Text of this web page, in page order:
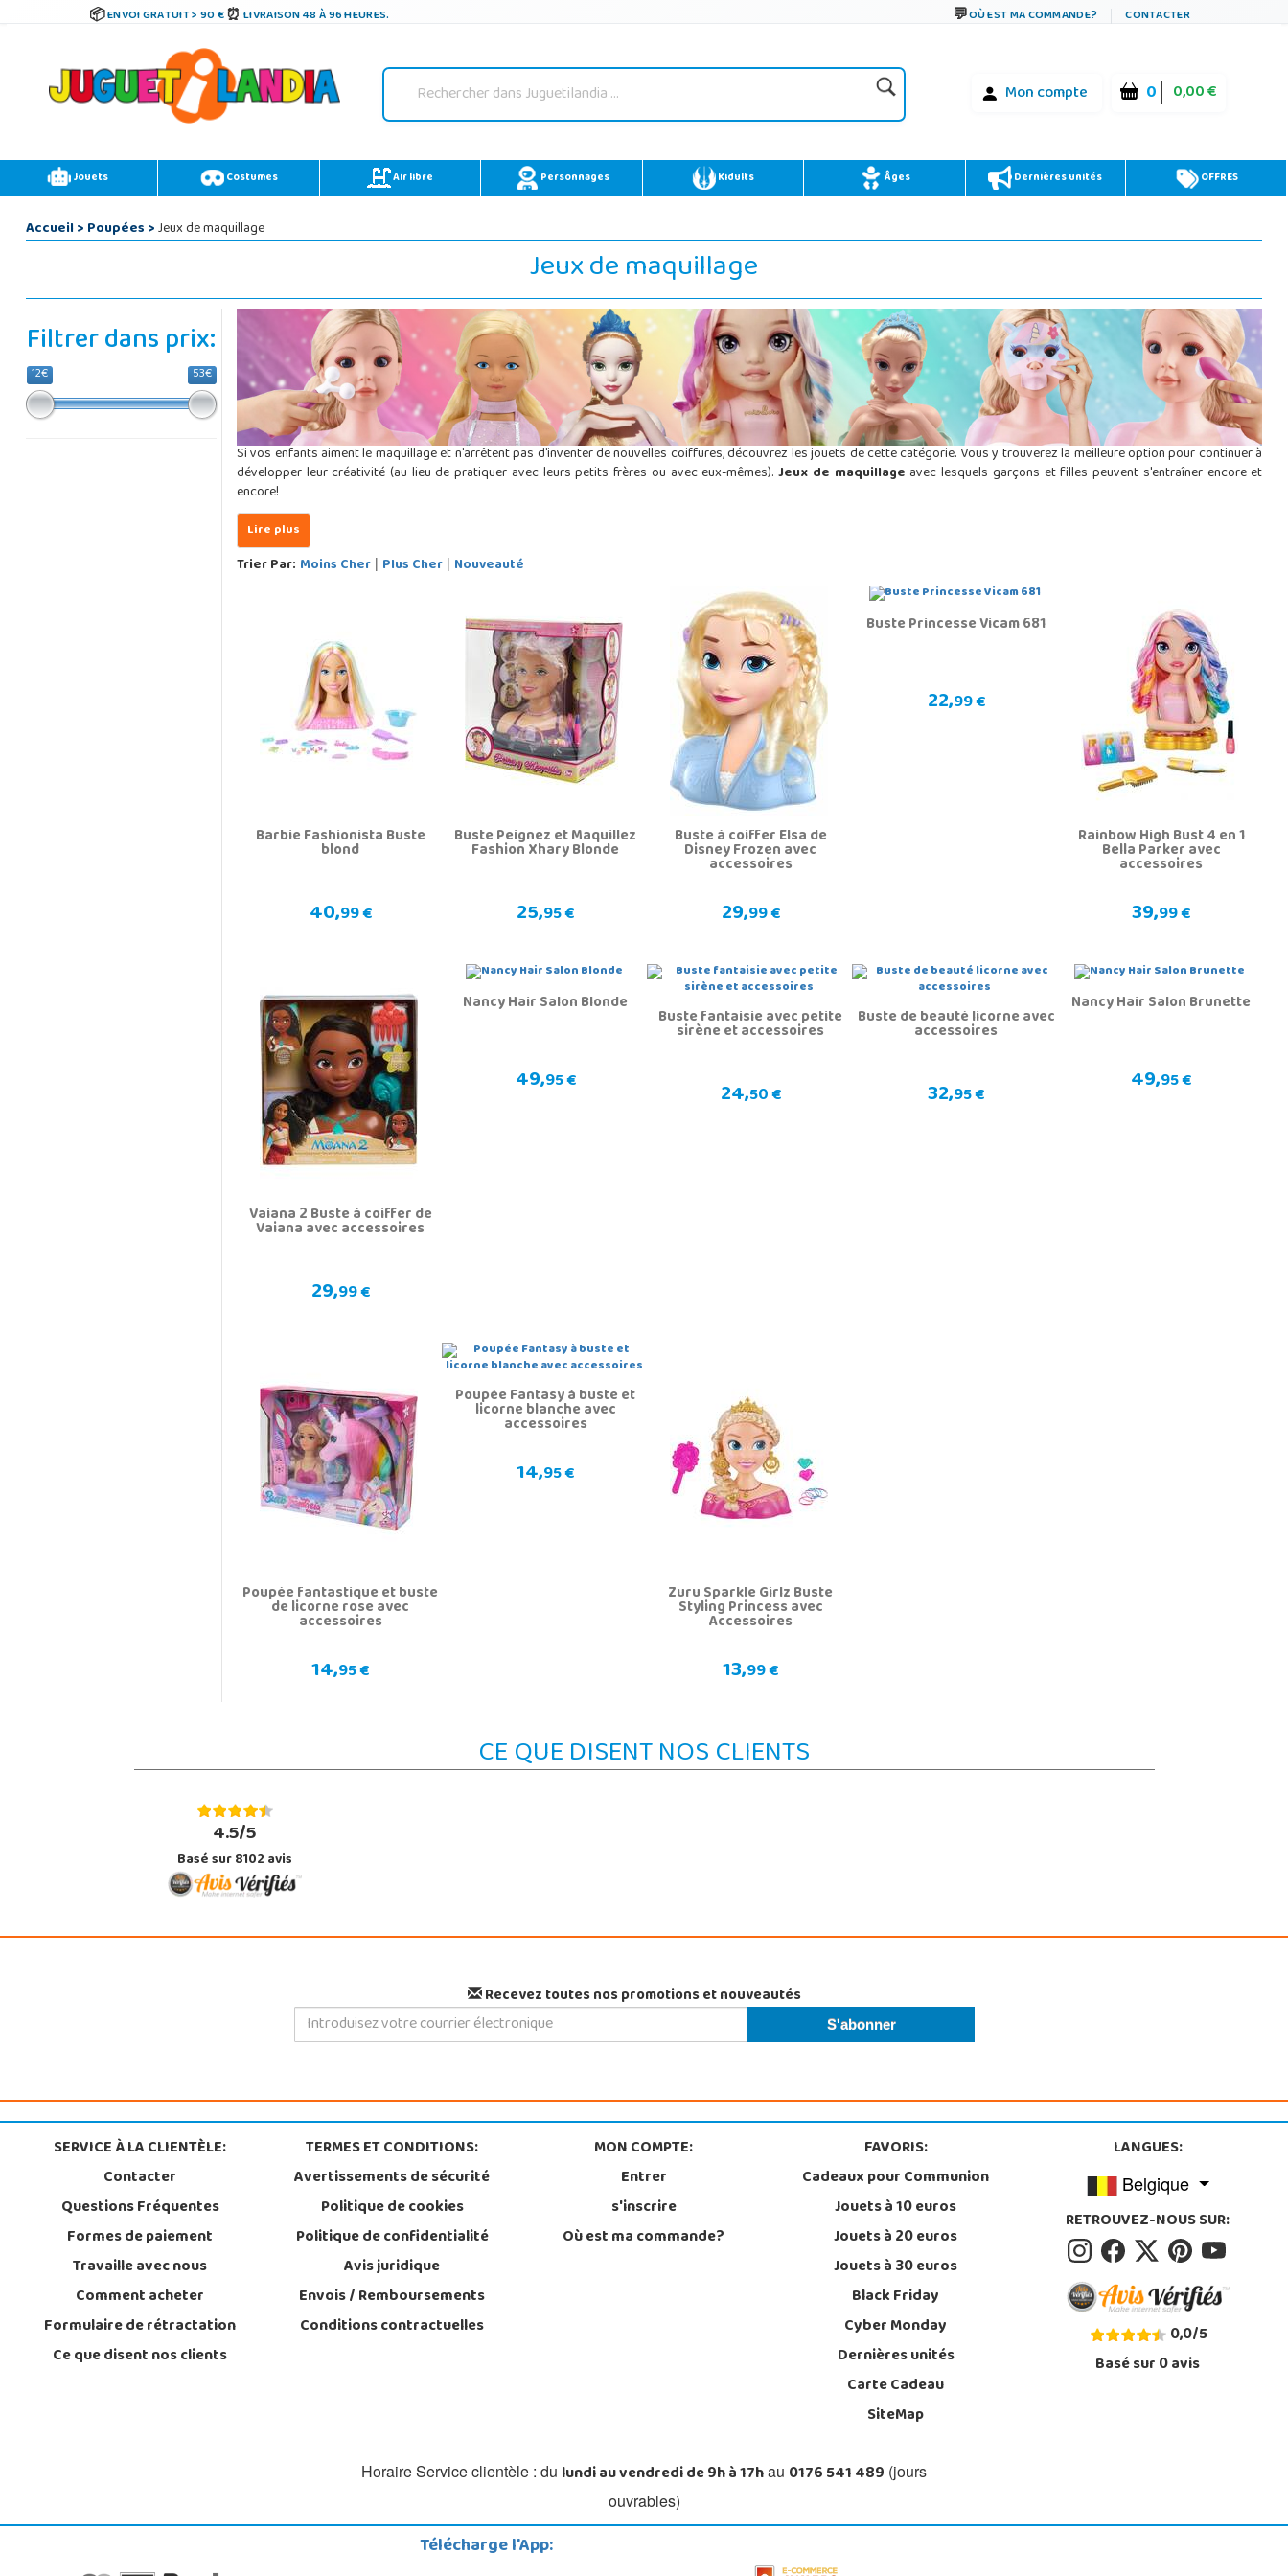
ENVOI GRATUIT > 90 € LIVRAISON 48 À 96 HEURES. OÙ EST MA COMMANDE? CONTACTER
Mon compte 0 0,00 €
Jouets Costumes Air libre Personnages Kidults Âges Dernières unités OFFRES
Accueil>Poupées>Jeux de maquillage
Jeux de maquillage
Filtrer dans prix:
12€ 53€
Si vos enfants aiment le maquillage et n'arrêtent pas d'inventer de nouvelles coiffures, découvrez les jouets de cette catégorie. Vous y trouverez la meilleure option pour continuer à
développer leur créativité (au lieu de pratiquer avec leurs petits frères ou avec eux-mêmes).Jeux de maquillage avec lesquels garçons et filles peuvent s'entraîner encore et
encore!
Trier Par: Moins Cher| Plus Cher| Nouveauté
Barbie Fashionista Buste
blond
40,99 €
Buste Peignez et Maquillez
Fashion Xhary Blonde
25,95 €
Buste à coiffer Elsa de
Disney Frozen avec
accessoires
29,99 €
Buste Princesse Vicam 681
22,99 €
Rainbow High Bust 4 en 1
Bella Parker avec
accessoires
39,99 €
Vaiana 2 Buste à coiffer de
Vaiana avec accessoires
29,99 €
Nancy Hair Salon Blonde
49,95 €
Buste fantaisie avec petite
sirène et accessoires
24,50 €
Buste de beauté licorne avec
accessoires
32,95 €
Nancy Hair Salon Brunette
49,95 €
Poupée fantastique et buste
de licorne rose avec
accessoires
14,95 €
Poupée Fantasy à buste et
licorne blanche avec
accessoires
14,95 €
Zuru Sparkle Girlz Buste
Styling Princess avec
Accessoires
13,99 €
CE QUE DISENT NOS CLIENTS
4.5/5
Basé sur 8102 avis
Recevez toutes nos promotions et nouveautés
SERVICE À LA CLIENTÈLE:
Contacter
Questions Fréquentes
Formes de paiement
Travaille avec nous
Comment acheter
Formulaire de rétractation
Ce que disent nos clients
TERMES ET CONDITIONS:
Avertissements de sécurité
Politique de cookies
Politique de confidentialité
Avis juridique
Envois / Remboursements
Conditions contractuelles
MON COMPTE:
Entrer
s'inscrire
Où est ma commande?
FAVORIS:
Cadeaux pour Communion
Jouets à 10 euros
Jouets à 20 euros
Jouets à 30 euros
Black Friday
Cyber Monday
Dernières unités
Carte Cadeau
SiteMap
LANGUES:
Belgique
RETROUVEZ-NOUS SUR:
0,0/5
Basé sur0avis
Horaire Service clientèle : du lundi au vendredi de 9h à 17hau 0176 541 489 (jours
ouvrables)
Télécharge l'App: